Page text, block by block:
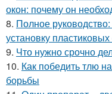
окон: почему он
8. Полное
установку пластиковых
9. Что нужно срочно
10. Как победить тлю
борьбы